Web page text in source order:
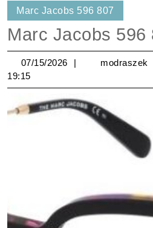
Marc Jacobs 596 807
Marc Jacobs 596
07/15/2026 07/15/2026
modraszek
19:15